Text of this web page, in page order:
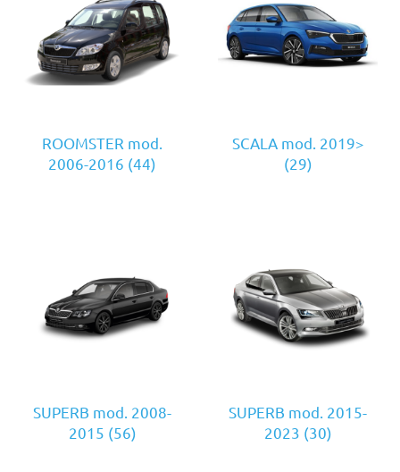
ROOMSTER mod.
2006-2016 (44)
SCALA mod. 2019>
(29)
SUPERB mod. 2008-
2015 (56)
SUPERB mod. 2015-
2023 (30)